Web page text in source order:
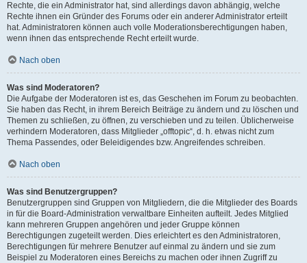
Rechte, die ein Administrator hat, sind allerdings davon abhängig, welche
Rechte ihnen ein Gründer des Forums oder ein anderer Administrator erteilt
hat. Administratoren können auch volle Moderationsberechtigungen haben,
wenn ihnen das entsprechende Recht erteilt wurde.
Nach oben
Was sind Moderatoren?
Die Aufgabe der Moderatoren ist es, das Geschehen im Forum zu beobachten.
Sie haben das Recht, in ihrem Bereich Beiträge zu ändern und zu löschen und
Themen zu schließen, zu öffnen, zu verschieben und zu teilen. Üblicherweise
verhindern Moderatoren, dass Mitglieder „offtopic“, d. h. etwas nicht zum
Thema Passendes, oder Beleidigendes bzw. Angreifendes schreiben.
Nach oben
Was sind Benutzergruppen?
Benutzergruppen sind Gruppen von Mitgliedern, die die Mitglieder des Boards
in für die Board-Administration verwaltbare Einheiten aufteilt. Jedes Mitglied
kann mehreren Gruppen angehören und jeder Gruppe können
Berechtigungen zugeteilt werden. Dies erleichtert es den Administratoren,
Berechtigungen für mehrere Benutzer auf einmal zu ändern und sie zum
Beispiel zu Moderatoren eines Bereichs zu machen oder ihnen Zugriff zu